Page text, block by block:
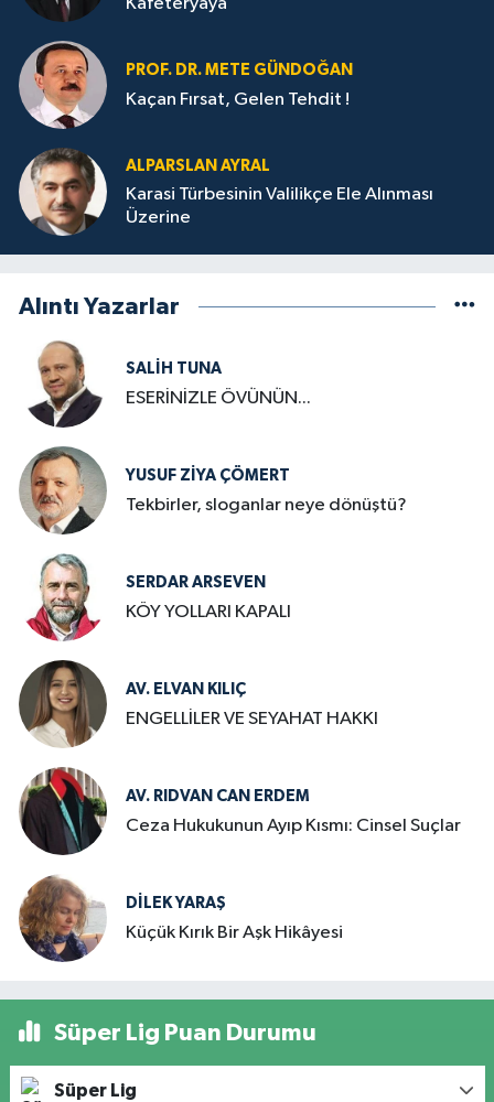
Kafeteryaya
PROF. DR. METE GÜNDOĞAN
Kaçan Fırsat, Gelen Tehdit !
ALPARSLAN AYRAL
Karasi Türbesinin Valilikçe Ele Alınması
Üzerine
Alıntı Yazarlar
SALIH TUNA
ESERİNİZLE ÖVÜNÜN...
YUSUF ZIYA ÇÖMERT
Tekbirler, sloganlar neye dönüştü?
SERDAR ARSEVEN
KÖY YOLLARI KAPALI
AV. ELVAN KILIÇ
ENGELLİLER VE SEYAHAT HAKKI
AV. RIDVAN CAN ERDEM
Ceza Hukukunun Ayıp Kısmı: Cinsel Suçlar
DILEK YARAŞ
Küçük Kırık Bir Aşk Hikâyesi
Süper Lig Puan Durumu
Süper Lig